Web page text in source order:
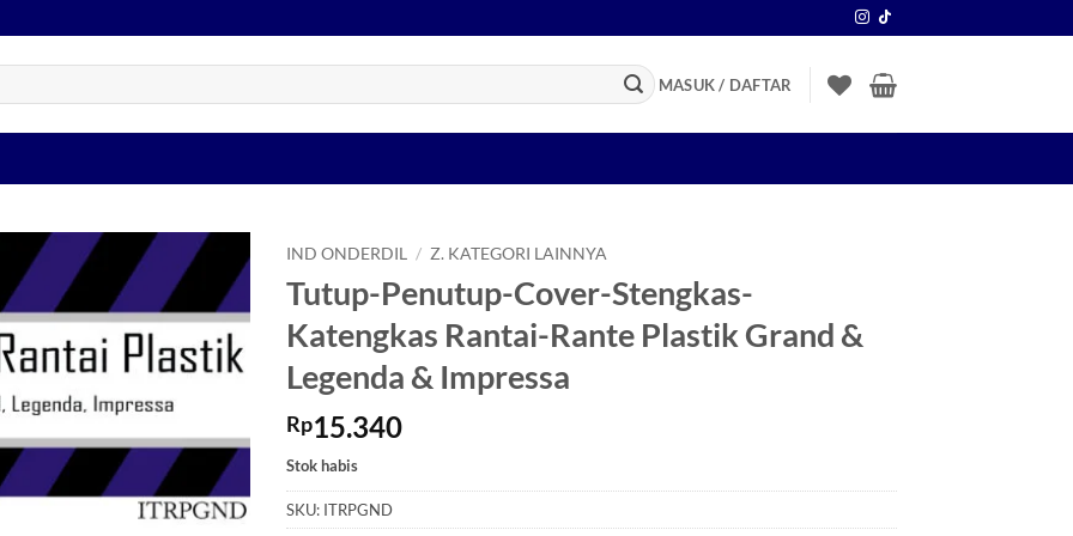
MASUK / DAFTAR
Tambahkan
ke Wishlist
IND ONDERDIL / Z. KATEGORI LAINNYA
Tutup-Penutup-Cover-Stengkas-
Katengkas Rantai-Rante Plastik Grand &
Legenda & Impressa
Rp15.340
Stok habis
SKU: ITRPGND